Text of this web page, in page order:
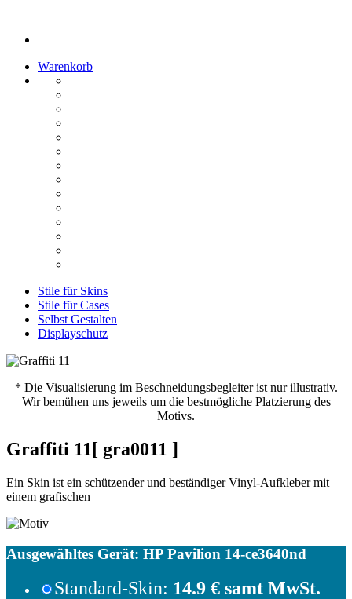
Warenkorb
Stile für Skins
Stile für Cases
Selbst Gestalten
Displayschutz
* Die Visualisierung im Beschneidungsbegleiter ist nur illustrativ.
Wir bemühen uns jeweils um die bestmögliche Platzierung des
Motivs.
Graffiti 11[ gra0011 ]
Ein Skin ist ein schützender und beständiger Vinyl-Aufkleber mit
einem grafischen
Ausgewähltes Gerät: HP Pavilion 14-ce3640nd
Standard-Skin: 14.9 € samt MwSt.